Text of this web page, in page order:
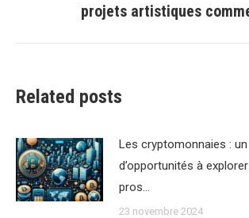
suivant
:
projets artistiques
Related posts
Les cryptomonnaies :
d’opportunités à
pros…
23 novembre 2024